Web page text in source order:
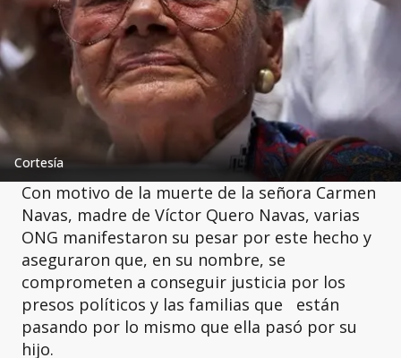
Cortesía
Con motivo de la muerte de la señora Carmen
Navas, madre de Víctor Quero Navas, varias
ONG manifestaron su pesar por este hecho y
aseguraron que, en su nombre, se
comprometen a conseguir justicia por los
presos políticos y las familias que están
pasando por lo mismo que ella pasó por su
hijo.